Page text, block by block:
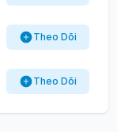
Theo Dõi
Theo Dõi